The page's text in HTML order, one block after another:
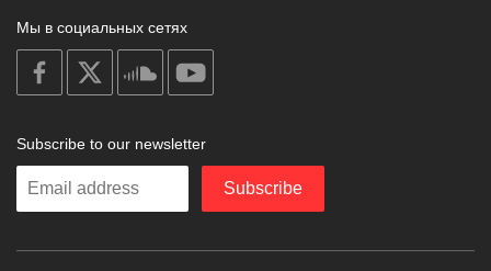
Мы в социальных сетях
on
facebook
soundcloud
Subscribe to our newsletter
Enter
Subscribe